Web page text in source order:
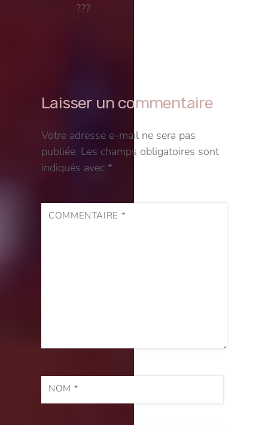
???
Laisser un commentaire
Votre adresse e-mail ne sera pas
publiée. Les champs obligatoires sont
indiqués avec *
COMMENTAIRE *
NOM *